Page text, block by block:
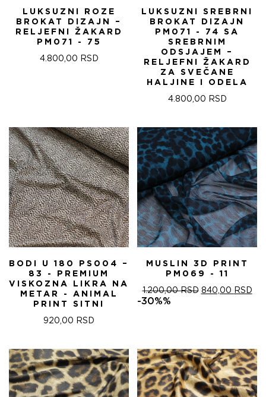
LUKSUZNI ROZE
BROKAT DIZAJN –
RELJEFNI ŽAKARD
PM071 - 75
4.800,00 RSD
LUKSUZNI SREBRNI
BROKAT DIZAJN
PM071 - 74 SA
SREBRNIM
ODSJAJEM –
RELJEFNI ŽAKARD
ZA SVEČANE
HALJINE I ODELA
4.800,00 RSD
BODI U 180 PS004 –
83 - PREMIUM
VISKOZNA LIKRA NA
METAR - ANIMAL
PRINT SITNI
920,00 RSD
MUSLIN 3D PRINT
PM069 - 11
1.200,00RSD ОРИГИНАЛНА
840,00 RSD
-30%%